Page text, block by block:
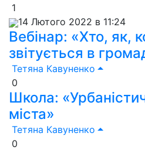
1
14 Лютого 2022 в 11:24
Вебінар: «Хто, як,
звітується в
Тетяна Кавуненко
0
Школа:
міста»
Тетяна Кавуненко
0